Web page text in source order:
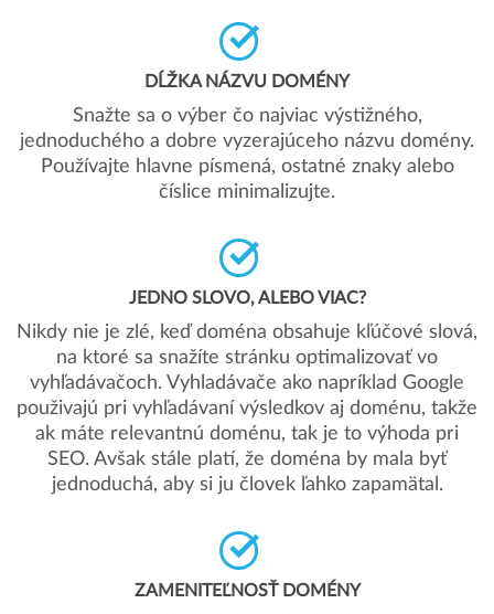
DĹŽKA NÁZVU DOMÉNY
Snažte sa o výber čo najviac výstižného,
jednoduchého a dobre vyzerajúceho názvu domény.
Používajte hlavne písmená, ostatné znaky alebo
číslice minimalizujte.
JEDNO SLOVO, ALEBO VIAC?
Nikdy nie je zlé, keď doména obsahuje kľúčové slová,
na ktoré sa snažíte stránku optimalizovať vo
vyhľadávačoch. Vyhladávače ako napríklad Google
použivajú pri vyhľadávaní výsledkov aj doménu, takže
ak máte relevantnú doménu, tak je to výhoda pri
SEO. Avšak stále platí, že doména by mala byť
jednoduchá, aby si ju človek ľahko zapamätal.
ZAMENITEĽNOSŤ DOMÉNY